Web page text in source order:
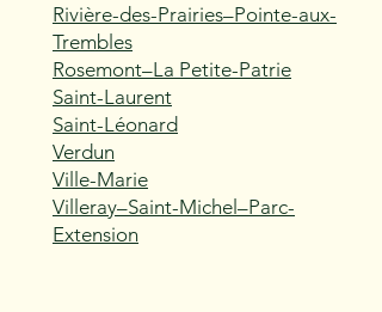
Rivière-des-Prairies–Pointe-aux-
Trembles
Rosemont–La Petite-Patrie
Saint-Laurent
Saint-Léonard
Verdun
Ville-Marie
Villeray–Saint-Michel–Parc-
Extension